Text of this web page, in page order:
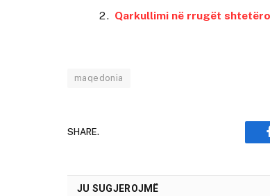
Qarkullimi në rrugët
maqedonia
SHARE.
JU SUGJEROJMË